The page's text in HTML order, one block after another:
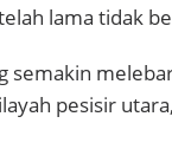
lama tidak
semakin
pesisir